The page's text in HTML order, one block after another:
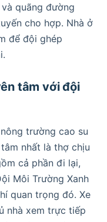
quãng đường
cho hợp. Nhà ở
để đội ghép
tâm với đội
trường cao su
nhất là thợ chịu
cả phần đi lại,
Môi Trường Xanh
quan trọng đó. Xe
nhà xem trực tiếp